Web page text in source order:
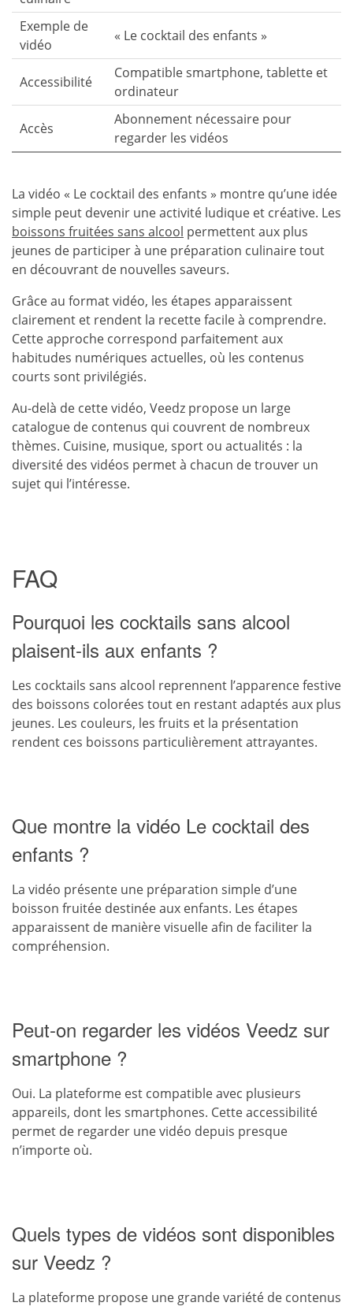
Exemple de
vidéo
« Le cocktail des enfants »
Accessibilité
Compatible smartphone, tablette et
ordinateur
Accès
Abonnement nécessaire pour
regarder les vidéos
La vidéo « Le cocktail des enfants » montre qu’une idée
simple peut devenir une activité ludique et créative. Les
boissons fruitées sans alcool permettent aux plus
jeunes de participer à une préparation culinaire tout
en découvrant de nouvelles saveurs.
Grâce au format vidéo, les étapes apparaissent
clairement et rendent la recette facile à comprendre.
Cette approche correspond parfaitement aux
habitudes numériques actuelles, où les contenus
courts sont privilégiés.
Au-delà de cette vidéo, Veedz propose un large
catalogue de contenus qui couvrent de nombreux
thèmes. Cuisine, musique, sport ou actualités : la
diversité des vidéos permet à chacun de trouver un
sujet qui l’intéresse.
FAQ
Pourquoi les cocktails sans alcool
plaisent-ils aux enfants ?
Les cocktails sans alcool reprennent l’apparence festive
des boissons colorées tout en restant adaptés aux plus
jeunes. Les couleurs, les fruits et la présentation
rendent ces boissons particulièrement attrayantes.
Que montre la vidéo Le cocktail des
enfants ?
La vidéo présente une préparation simple d’une
boisson fruitée destinée aux enfants. Les étapes
apparaissent de manière visuelle afin de faciliter la
compréhension.
Peut-on regarder les vidéos Veedz sur
smartphone ?
Oui. La plateforme est compatible avec plusieurs
appareils, dont les smartphones. Cette accessibilité
permet de regarder une vidéo depuis presque
n’importe où.
Quels types de vidéos sont disponibles
sur Veedz ?
La plateforme propose une grande variété de contenus